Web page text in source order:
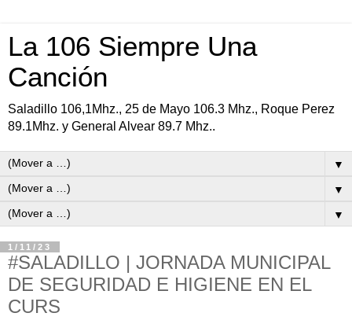
La 106 Siempre Una
Canción
Saladillo 106,1Mhz., 25 de Mayo 106.3 Mhz., Roque Perez
89.1Mhz. y General Alvear 89.7 Mhz..
▼
▼
▼
1/11/23
#SALADILLO | JORNADA MUNICIPAL
DE SEGURIDAD E HIGIENE EN EL
CURS